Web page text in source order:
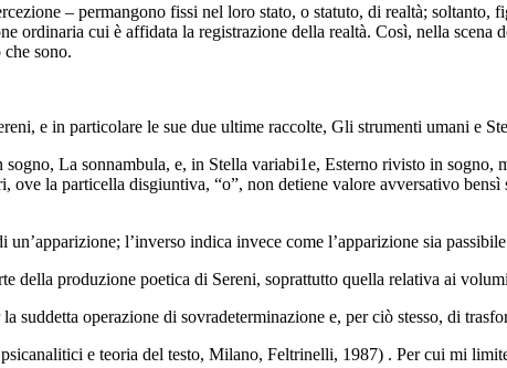
– permangono fissi nel loro stato, o statuto, di realtà; soltanto,
or­dinaria cui è affidata la registrazione della realtà. Così, nella
sono.
e in particolare le sue due ultime raccolte, Gli strumenti umani e
sogno, La sonnambula, e, in Stella variabi1e, Esterno rivisto in sogno,
, ove la particella disgiuntiva, “o”, non detiene valore avversativo
l’inverso indica invece come l’apparizione sia
della produzione poetica di Sereni, soprattutto quella relativa ai
suddetta operazione di sovradeterminazione e, per ciò stesso, di
e teoria del testo, Milano, Feltrinelli, 1987) . Per cui mi